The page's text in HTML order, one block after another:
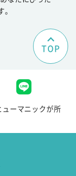
TOP
ーマニックが所